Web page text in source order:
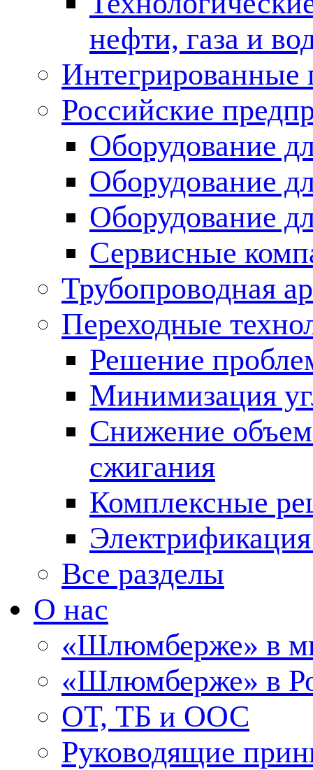
нефти, газа и
Российские
Оборудование
Оборудование
Оборудование
Сервисные
Трубопроводная
Переходные
Решение
Минимизация
Снижение
сжигания
Комплексные
Все разделы
О нас
«Шлюмберже» в
«Шлюмберже» в
ОТ, ТБ и ООС
Руководящие